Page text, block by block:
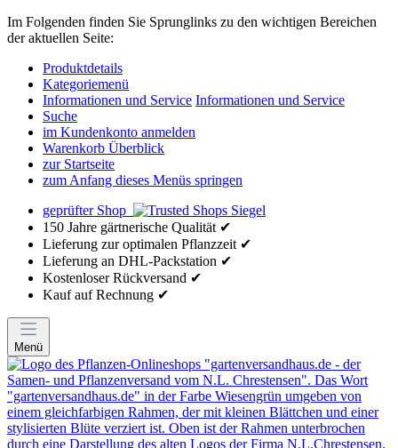
Im Folgenden finden Sie Sprunglinks zu den wichtigen Bereichen
der aktuellen Seite:
Produktdetails
Kategoriemenü
Informationen und Service Informationen und Service
Suche
im Kundenkonto anmelden
Warenkorb Überblick
zur Startseite
zum Anfang dieses Menüs springen
geprüfter Shop
150 Jahre gärtnerische Qualität ✔
Lieferung zur optimalen Pflanzzeit ✔
Lieferung an DHL-Packstation ✔
Kostenloser Rückversand ✔
Kauf auf Rechnung ✔
Menü